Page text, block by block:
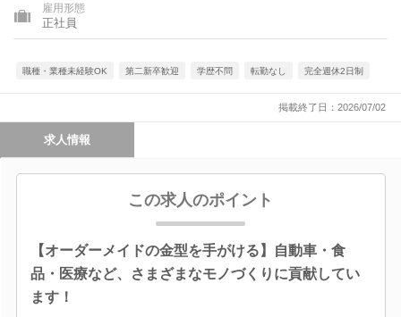
雇用形態
正社員
職種・業種未経験OK 第二新卒歓迎 学歴不問 転勤なし 完全週休2日制
掲載終了日：2026/07/02
求人情報
この求人のポイント
【オーダーメイドの金型を手がける】自動車・食
品・医療など、さまざまなモノづくりに貢献してい
ます！